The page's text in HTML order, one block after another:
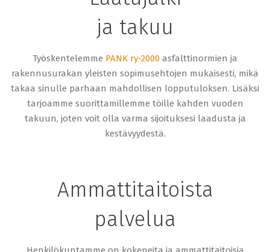
ja takuu
Työskentelemme PANK ry-2000 asfalttinormien ja
rakennusurakan yleisten sopimusehtojen mukaisesti, mikä
takaa sinulle parhaan mahdollisen lopputuloksen. Lisäksi
tarjoamme suorittamillemme töille kahden vuoden
takuun, joten voit olla varma sijoituksesi laadusta ja
kestävyydestä.
Ammattitaitoista
palvelua